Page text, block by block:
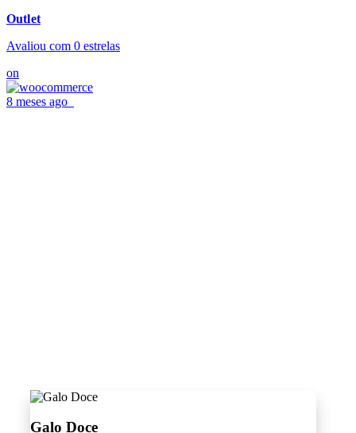
Outlet
Galo Doce
Avaliou com 0 estrelas
on
8 meses ago